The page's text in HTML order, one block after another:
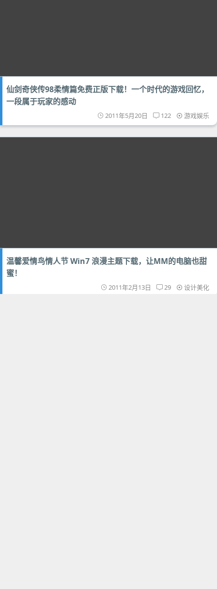
仙剑奇侠传98柔情篇免费正版下载！一个时代的游戏回忆，
一段属于玩家的感动
2011年5月20日 122 游戏娱乐
温馨爱情鸟情人节 Win7 浪漫主题下载，让MM的电脑也甜
蜜！
2011年2月13日 29 设计美化